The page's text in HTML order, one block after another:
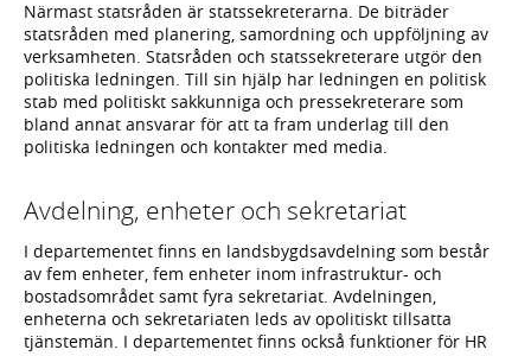
Närmast statsråden är statssekreterarna. De biträder
statsråden med planering, samordning och uppföljning av
verksamheten. Statsråden och statssekreterare utgör den
politiska ledningen. Till sin hjälp har ledningen en politisk
stab med politiskt sakkunniga och pressekreterare som
bland annat ansvarar för att ta fram underlag till den
politiska ledningen och kontakter med media.
Avdelning, enheter och sekretariat
I departementet finns en landsbygdsavdelning som består
av fem enheter, fem enheter inom infrastruktur- och
bostadsområdet samt fyra sekretariat. Avdelningen,
enheterna och sekretariaten leds av opolitiskt tillsatta
tjänstemän. I departementet finns också funktioner för HR